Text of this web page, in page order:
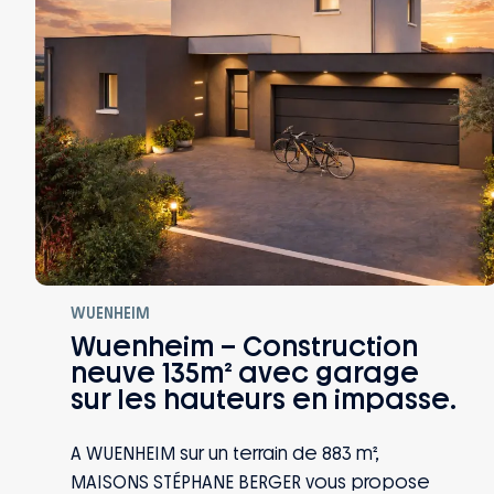
WUENHEIM
Wuenheim – Construction
neuve 135m² avec garage
sur les hauteurs en impasse.
A WUENHEIM sur un terrain de 883 m²,
MAISONS STÉPHANE BERGER vous propose